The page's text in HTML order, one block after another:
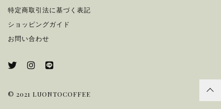
特定商取引法に基づく表記
ショッピングガイド
お問い合わせ
© 2021 LUONTOCOFFEE